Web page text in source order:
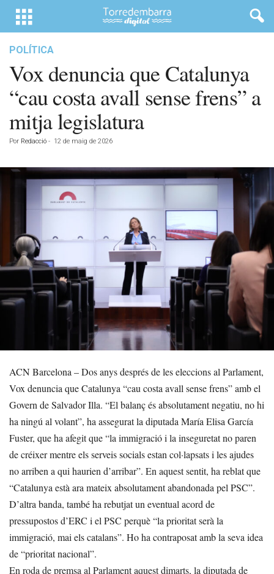
POLÍTICA
Vox denuncia que Catalunya
“cau costa avall sense frens” a
mitja legislatura
Por Redacció - 12 de maig de 2026
ACN Barcelona – Dos anys després de les eleccions al Parlament,
Vox denuncia que Catalunya “cau costa avall sense frens” amb el
Govern de Salvador Illa. “El balanç és absolutament negatiu, no hi
ha ningú al volant”, ha assegurat la diputada María Elisa García
Fuster, que ha afegit que “la immigració i la inseguretat no paren
de créixer mentre els serveis socials estan col·lapsats i les ajudes
no arriben a qui haurien d’arribar”. En aquest sentit, ha reblat que
“Catalunya està ara mateix absolutament abandonada pel PSC”.
D’altra banda, també ha rebutjat un eventual acord de
pressupostos d’ERC i el PSC perquè “la prioritat serà la
immigració, mai els catalans”. Ho ha contraposat amb la seva idea
de “prioritat nacional”.
En roda de premsa al Parlament aquest dimarts, la diputada de